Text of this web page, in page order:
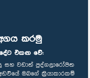
කරමු
එකඟ වේ:
සහ වඩාත් පුද්ගලාරෝපිත
ඔබගේ ක්‍රියාකාරකම්